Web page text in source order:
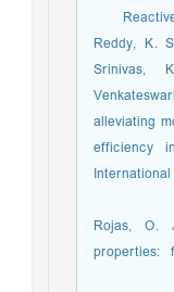
Reddy, K.
alleviating
efficiency
Rojas, O.